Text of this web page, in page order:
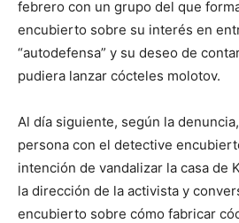
febrero con un grupo del que
encubierto sobre su interés en
“autodefensa” y su deseo de
pudiera lanzar cócteles molotov.
Al día siguiente, según la
persona con el detective
intención de vandalizar la casa de
la dirección de la activista y
encubierto sobre cómo fabricar